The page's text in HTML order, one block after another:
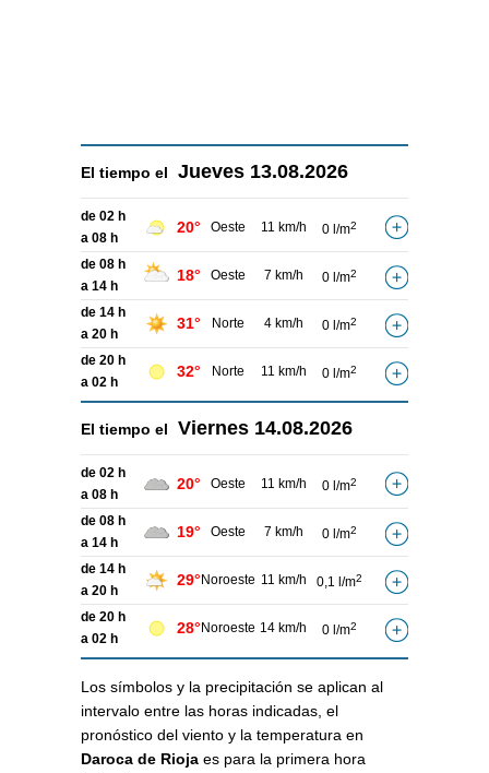
El tiempo el Jueves 13.08.2026
de 02 h
a 08 h
20° Oeste 11 km/h 0 l/m2
de 08 h
a 14 h
18° Oeste 7 km/h 0 l/m2
de 14 h
a 20 h
31° Norte 4 km/h 0 l/m2
de 20 h
a 02 h
32° Norte 11 km/h 0 l/m2
El tiempo el Viernes 14.08.2026
de 02 h
a 08 h
20° Oeste 11 km/h 0 l/m2
de 08 h
a 14 h
19° Oeste 7 km/h 0 l/m2
de 14 h
a 20 h
29° Noroeste 11 km/h 0,1 l/m2
de 20 h
a 02 h
28° Noroeste 14 km/h 0 l/m2
Los símbolos y la precipitación se aplican al
intervalo entre las horas indicadas, el
pronóstico del viento y la temperatura en
Daroca de Rioja es para la primera hora